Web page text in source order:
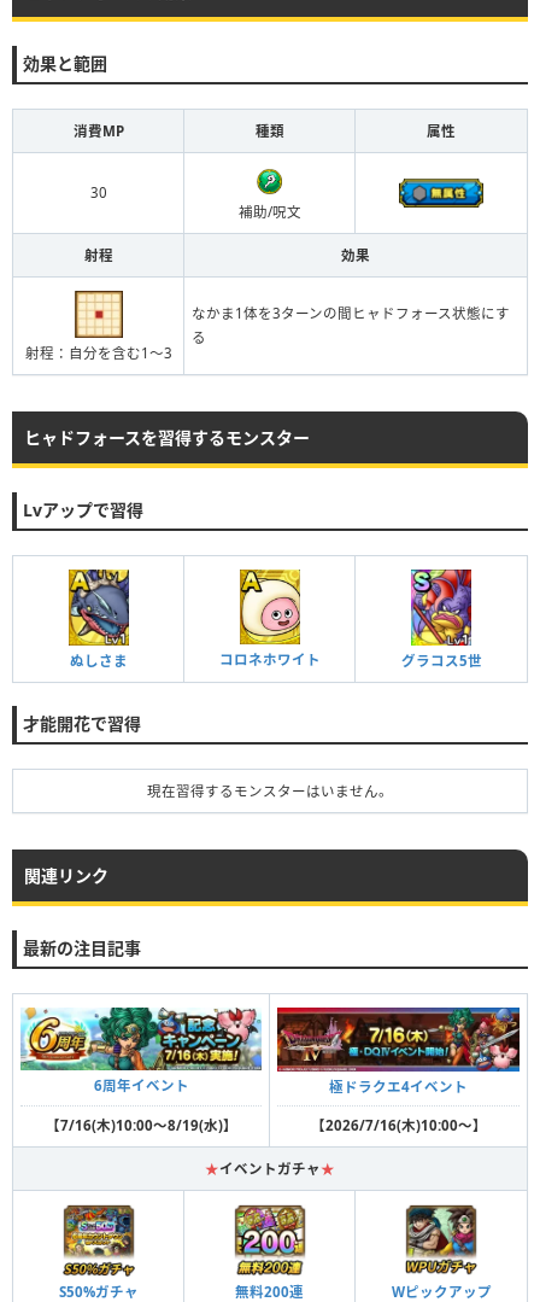
効果と範囲
消費MP 種類 属性
30
補助/呪文
射程 効果
射程：自分を含む1〜3
なかま1体を3ターンの間ヒャドフォース状態にす
る
ヒャドフォースを習得するモンスター
Lvアップで習得
ぬしさま コロネホワイト グラコス5世
才能開花で習得
現在習得するモンスターはいません。
関連リンク
最新の注目記事
6周年イベント
【7/16(木)10:00～8/19(水)】
極ドラクエ4イベント
【2026/7/16(木)10:00～】
★イベントガチャ ★
S50%ガチャ 無料200連 Wピックアップ